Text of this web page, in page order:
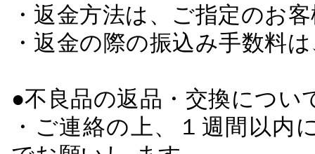
・返金方法は、ご指定のお
・返金の際の振込み手数料
●不良品の返品・交換につい
・ご連絡の上、１週間以